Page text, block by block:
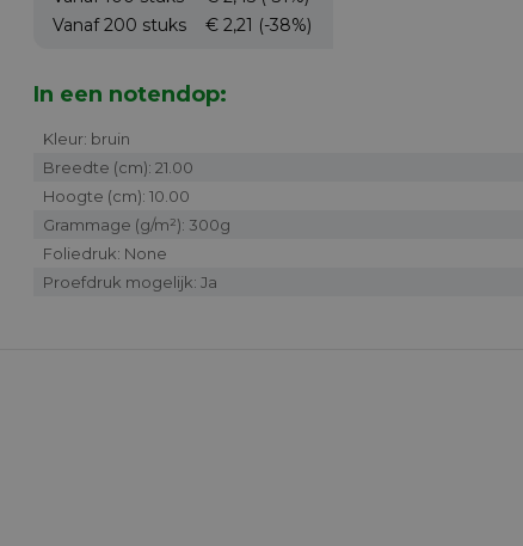
Vanaf 200 stuks € 2,21 (-38%)
In een notendop:
Kleur: bruin
Breedte (cm): 21.00
Hoogte (cm): 10.00
Grammage (g/m²): 300g
Foliedruk: None
Proefdruk mogelijk: Ja